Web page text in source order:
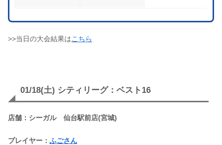
>>当日の大会結果はこちら
01/18(土) シティリーグ：ベスト16
店舗：シーガル 仙台駅前店(宮城)
プレイヤー： ふごさん